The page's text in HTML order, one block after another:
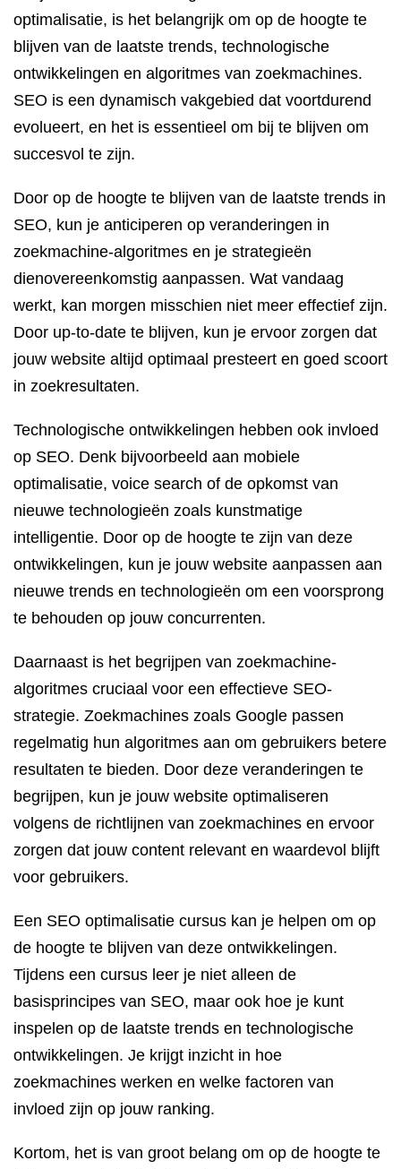
optimalisatie, is het belangrijk om op de hoogte te
blijven van de laatste trends, technologische
ontwikkelingen en algoritmes van zoekmachines.
SEO is een dynamisch vakgebied dat voortdurend
evolueert, en het is essentieel om bij te blijven om
succesvol te zijn.
Door op de hoogte te blijven van de laatste trends in
SEO, kun je anticiperen op veranderingen in
zoekmachine-algoritmes en je strategieën
dienovereenkomstig aanpassen. Wat vandaag
werkt, kan morgen misschien niet meer effectief zijn.
Door up-to-date te blijven, kun je ervoor zorgen dat
jouw website altijd optimaal presteert en goed scoort
in zoekresultaten.
Technologische ontwikkelingen hebben ook invloed
op SEO. Denk bijvoorbeeld aan mobiele
optimalisatie, voice search of de opkomst van
nieuwe technologieën zoals kunstmatige
intelligentie. Door op de hoogte te zijn van deze
ontwikkelingen, kun je jouw website aanpassen aan
nieuwe trends en technologieën om een voorsprong
te behouden op jouw concurrenten.
Daarnaast is het begrijpen van zoekmachine-
algoritmes cruciaal voor een effectieve SEO-
strategie. Zoekmachines zoals Google passen
regelmatig hun algoritmes aan om gebruikers betere
resultaten te bieden. Door deze veranderingen te
begrijpen, kun je jouw website optimaliseren
volgens de richtlijnen van zoekmachines en ervoor
zorgen dat jouw content relevant en waardevol blijft
voor gebruikers.
Een SEO optimalisatie cursus kan je helpen om op
de hoogte te blijven van deze ontwikkelingen.
Tijdens een cursus leer je niet alleen de
basisprincipes van SEO, maar ook hoe je kunt
inspelen op de laatste trends en technologische
ontwikkelingen. Je krijgt inzicht in hoe
zoekmachines werken en welke factoren van
invloed zijn op jouw ranking.
Kortom, het is van groot belang om op de hoogte te